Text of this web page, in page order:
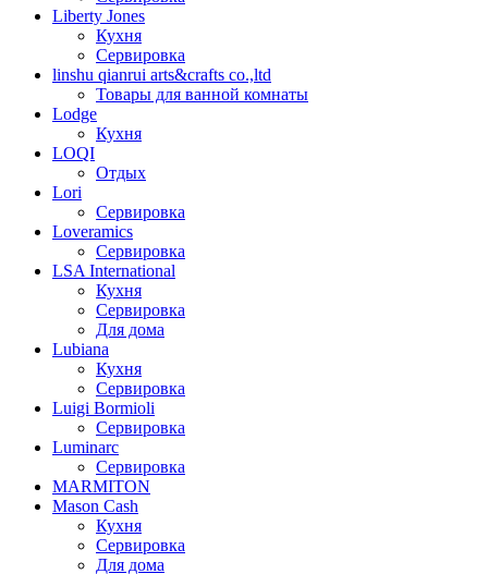
Liberty Jones
Кухня
Сервировка
linshu qianrui arts&crafts co.,ltd
Товары для ванной комнаты
Lodge
Кухня
LOQI
Отдых
Lori
Сервировка
Loveramics
Сервировка
LSA International
Кухня
Сервировка
Для дома
Lubiana
Кухня
Сервировка
Luigi Bormioli
Сервировка
Luminarc
Сервировка
MARMITON
Mason Cash
Кухня
Сервировка
Для дома